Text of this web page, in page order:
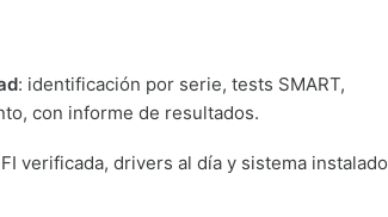
: identificación por serie, tests SMART,
con informe de resultados.
verificada, drivers al día y sistema instalado